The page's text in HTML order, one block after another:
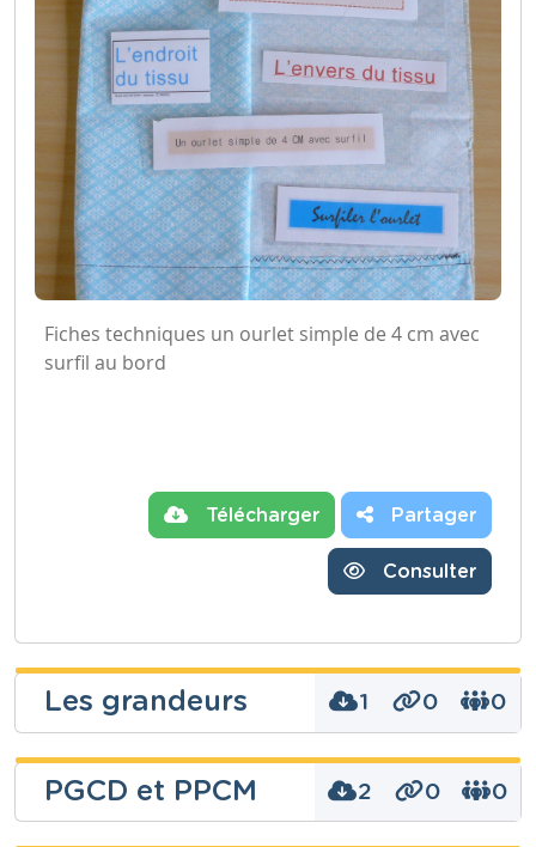
Fiches techniques un ourlet simple de 4 cm avec
surfil au bord
Télécharger Partager
Consulter
Les grandeurs 1 0 0
Delforge
Deborah
PGCD et PPCM 2 0 0